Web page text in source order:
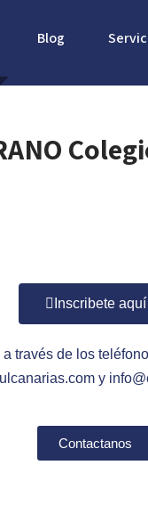
Blog
Inscribete aquí
través de los
y
Contactanos